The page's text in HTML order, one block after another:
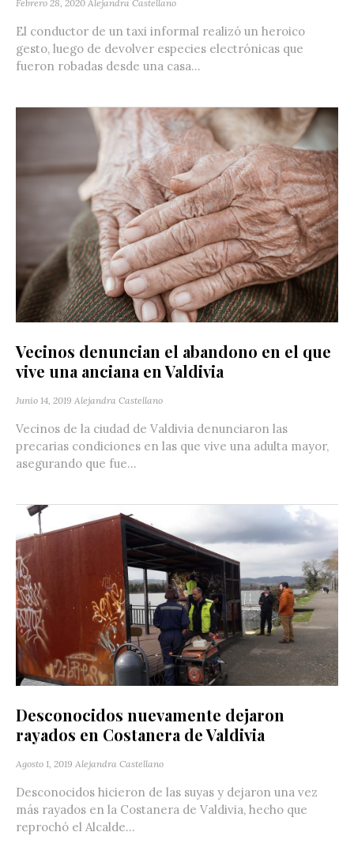
Febrero 28, 2020 Alejandra Castellano
El conductor de un taxi informal realizó un heroico
gesto, luego de devolver especies electrónicas que
fueron robadas desde una casa...
Vecinos denuncian el abandono en el que
vive una anciana en Valdivia
Junio 14, 2019 Alejandra Castellano
Vecinos de la ciudad de Valdivia denunciaron las
precarias condiciones en las que vive una adulta mayor,
asegurando que fue...
Desconocidos nuevamente dejaron
rayados en Costanera de Valdivia
Agosto 1, 2019 Alejandra Castellano
Desconocidos hicieron de las suyas y dejaron una vez
más rayados en la Costanera de Valdivia, hecho que
reprochó el Alcalde...